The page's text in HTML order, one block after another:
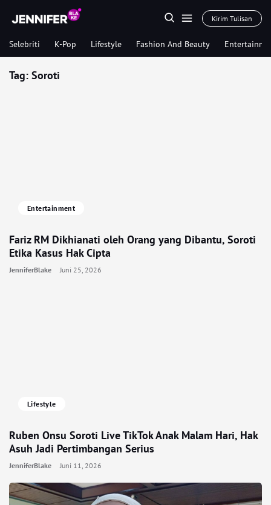
Kirim Tulisan
Selebriti K-Pop Lifestyle Fashion And Beauty
Tag: Soroti
Entertainment
Fariz RM Dikhianati oleh Orang yang Dibantu, Soroti
Etika Kasus Hak Cipta
JenniferBlake Juni 25, 2026
Lifestyle
Ruben Onsu Soroti Live TikTok Anak Malam Hari, Hak
Asuh Jadi Pertimbangan Serius
JenniferBlake Juni 11, 2026